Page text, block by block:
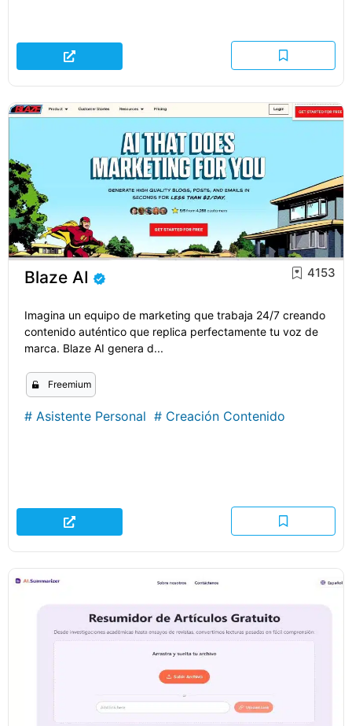
Blaze AI 4153
Imagina un equipo de marketing que trabaja 24/7 creando
contenido auténtico que replica perfectamente tu voz de
marca. Blaze AI genera d...
Freemium
# Asistente Personal # Creación Contenido